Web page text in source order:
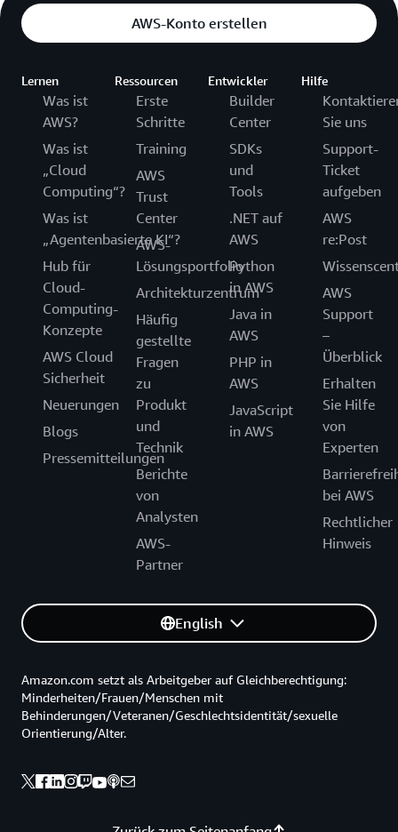
AWS-Konto erstellen
Lernen
Was ist
AWS?
Was ist
„Cloud
Computing“?
Was ist
„Agentenbasierte KI“?
Hub für
Cloud-
Computing-
Konzepte
AWS Cloud
Sicherheit
Neuerungen
Blogs
Pressemitteilungen
Ressourcen
Erste
Schritte
Training
AWS
Trust
Center
AWS-
Lösungsportfolio
Architekturzentrum
Häufig
gestellte
Fragen
zu
Produkt
und
Technik
Berichte
von
Analysten
AWS-
Partner
Entwickler
Builder
Center
SDKs
und
Tools
.NET auf
AWS
Python
in AWS
Java in
AWS
PHP in
AWS
JavaScript
in AWS
Hilfe
Sie uns
Support-
Ticket
aufgeben
AWS
re:Post
AWS
Support
–
Überblick
Erhalten
Sie Hilfe
von
Experten
bei AWS
Rechtlicher
Hinweis
English
Amazon.com setzt als Arbeitgeber auf Gleichberechtigung:
Minderheiten/Frauen/Menschen mit
Behinderungen/Veteranen/Geschlechtsidentität/sexuelle
Orientierung/Alter.